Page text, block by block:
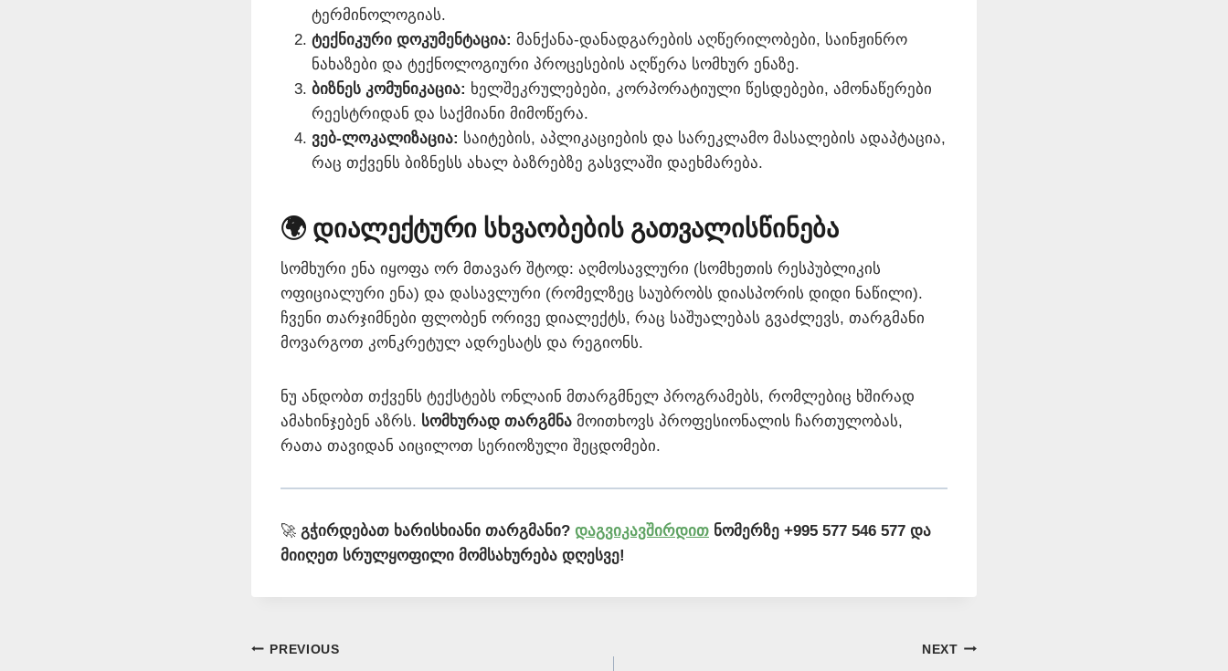
ტერმინოლოგიას.
ტექნიკური დოკუმენტაცია: მანქანა-დანადგარების აღწერილობები, საინჟინრო
ნახაზები და ტექნოლოგიური პროცესების აღწერა სომხურ ენაზე.
ბიზნეს კომუნიკაცია: ხელშეკრულებები, კორპორატიული წესდებები, ამონაწერები
რეესტრიდან და საქმიანი მიმოწერა.
ვებ-ლოკალიზაცია: საიტების, აპლიკაციების და სარეკლამო მასალების ადაპტაცია,
რაც თქვენს ბიზნესს ახალ ბაზრებზე გასვლაში დაეხმარება.
🌍 დიალექტური სხვაობების გათვალისწინება
სომხური ენა იყოფა ორ მთავარ შტოდ: აღმოსავლური (სომხეთის რესპუბლიკის
ოფიციალური ენა) და დასავლური (რომელზეც საუბრობს დიასპორის დიდი ნაწილი).
ჩვენი თარჯიმნები ფლობენ ორივე დიალექტს, რაც საშუალებას გვაძლევს, თარგმანი
მოვარგოთ კონკრეტულ ადრესატს და რეგიონს.
ნუ ანდობთ თქვენს ტექსტებს ონლაინ მთარგმნელ პროგრამებს, რომლებიც ხშირად
ამახინჯებენ აზრს. სომხურად თარგმნა მოითხოვს პროფესიონალის ჩართულობას,
რათა თავიდან აიცილოთ სერიოზული შეცდომები.
🚀 გჭირდებათ ხარისხიანი თარგმანი? დაგვიკავშირდით ნომერზე +995 577 546 577 და
მიიღეთ სრულყოფილი მომსახურება დღესვე!
Post
PREVIOUS NEXT